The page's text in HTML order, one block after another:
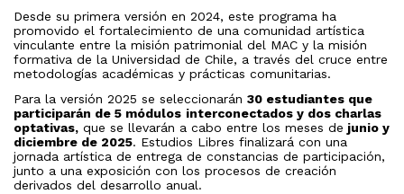
Desde su primera versión en 2024, este programa ha
promovido el fortalecimiento de una comunidad artística
vinculante entre la misión patrimonial del MAC y la misión
formativa de la Universidad de Chile, a través del cruce entre
metodologías académicas y prácticas comunitarias.
Para la versión 2025 se seleccionarán 30 estudiantes que
participarán de 5 módulos interconectados y dos charlas
optativas, que se llevarán a cabo entre los meses de junio y
diciembre de 2025. Estudios Libres finalizará con una
jornada artística de entrega de constancias de participación,
junto a una exposición con los procesos de creación
derivados del desarrollo anual.